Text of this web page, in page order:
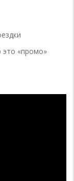
это «промо»